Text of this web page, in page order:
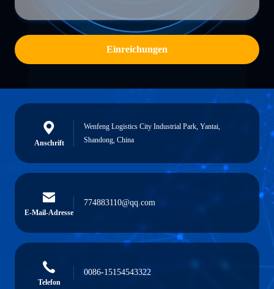
Einreichungen
Anschrift
Wenfeng Logistics City Industrial Park, Yantai,
Shandong, China
E-Mail-Adresse
774883110@qq.com
Telefon
0086-15154543322